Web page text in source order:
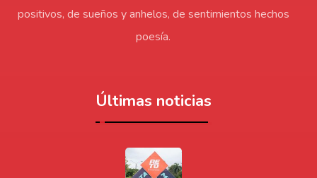
positivos, de sueños y anhelos, de sentimientos hechos
poesía.
Últimas noticias